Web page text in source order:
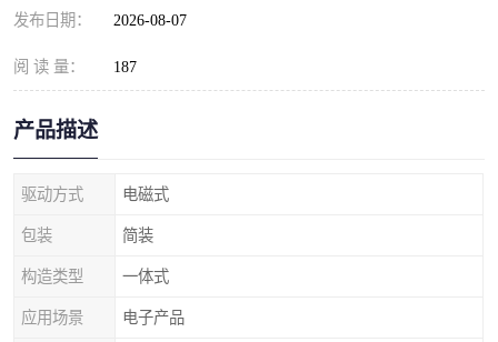
发布日期： 2026-08-07
阅 读 量： 187
产品描述
驱动方式 电磁式
包装 简装
构造类型 一体式
应用场景 电子产品